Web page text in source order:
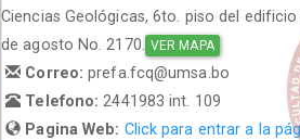
Ciencias Geológicas, 6to. piso del edificio
de agosto No. 2170.
VER MAPA
Correo:prefa.fcq@umsa.bo
Telefono: 2441983 int. 109
Pagina Web: Click para entrar a la